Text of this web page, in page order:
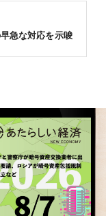
急な対応を示唆